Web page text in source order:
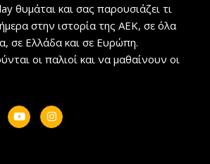
θυμάται και σας παρουσιάζει τι
στην ιστορία της ΑΕΚ, σε όλα
σε Ελλάδα και σε Ευρώπη.
οι παλιοί και να μαθαίνουν οι